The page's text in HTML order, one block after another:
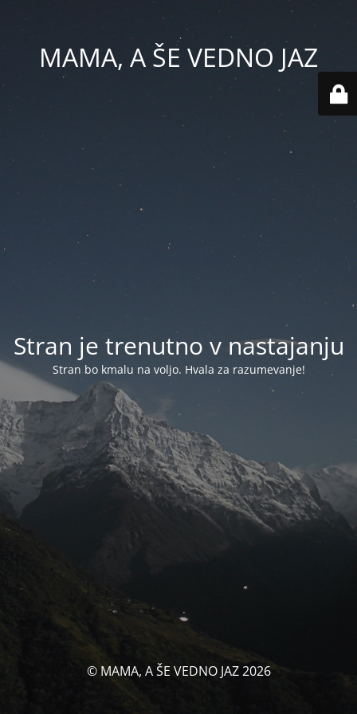
MAMA, A ŠE VEDNO JAZ
Stran je trenutno v nastajanju
Stran bo kmalu na voljo. Hvala za razumevanje!
© MAMA, A ŠE VEDNO JAZ 2026